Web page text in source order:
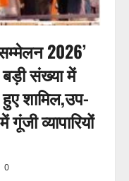
2026’
संख्या में
हुए शामिल,उप-
व्यापारियों
0